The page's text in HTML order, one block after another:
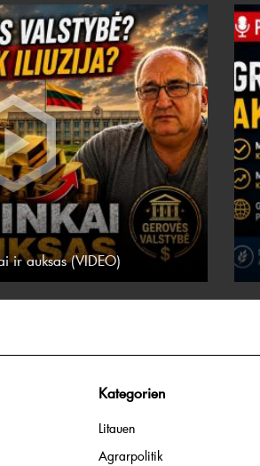
ir auksas (VIDEO)
Kategorien
Litauen
Agrarpolitik